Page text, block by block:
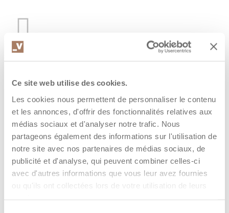
Ce site web utilise des cookies.
Les cookies nous permettent de personnaliser le contenu
et les annonces, d'offrir des fonctionnalités relatives aux
médias sociaux et d'analyser notre trafic. Nous
partageons également des informations sur l'utilisation de
notre site avec nos partenaires de médias sociaux, de
publicité et d'analyse, qui peuvent combiner celles-ci
avec d'autres informations que vous leur avez fournies
ou qu'ils ont collectées lors de votre utilisation de leurs
Installation et maintenance des
serveurs (Linux et Windows) :
- Gestion des utilisateurs et des groupes avec un accès
individualisés aux dossiers et fichiers.
- Gestion de domaines.
- Partage des ressources.
- Installation et configuration de bases de données.
- Gestion automatique des sauvegardes internes.